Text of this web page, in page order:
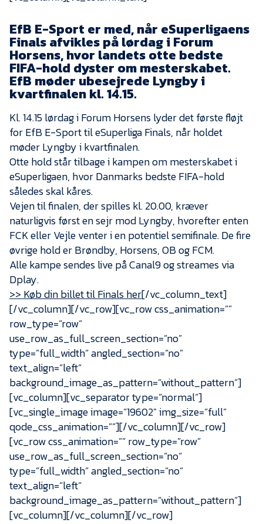
Kontakt
Job i EfB
Presse
EfB E-Sport er med, når eSuperligaens
Finals afvikles på lørdag i Forum
Horsens, hvor landets otte bedste
FIFA-hold dyster om mesterskabet.
EfB møder ubesejrede Lyngby i
kvartfinalen kl. 14.15.
Kl. 14.15 lørdag i Forum Horsens lyder det første fløjt
for EfB E-Sport til eSuperliga Finals, når holdet
møder Lyngby i kvartfinalen.
Otte hold står tilbage i kampen om mesterskabet i
eSuperligaen, hvor Danmarks bedste FIFA-hold
således skal kåres.
Vejen til finalen, der spilles kl. 20.00, kræver
naturligvis først en sejr mod Lyngby, hvorefter enten
FCK eller Vejle venter i en potentiel semifinale. De fire
øvrige hold er Brøndby, Horsens, OB og FCM.
Alle kampe sendes live på Canal9 og streames via
Dplay.
>> Køb din billet til Finals her[/vc_column_text]
[/vc_column][/vc_row][vc_row css_animation=””
row_type=”row”
use_row_as_full_screen_section=”no”
type=”full_width” angled_section=”no”
text_align=”left”
background_image_as_pattern=”without_pattern”]
[vc_column][vc_separator type=”normal”]
[vc_single_image image=”19602″ img_size=”full”
qode_css_animation=””][/vc_column][/vc_row]
[vc_row css_animation=”” row_type=”row”
use_row_as_full_screen_section=”no”
type=”full_width” angled_section=”no”
text_align=”left”
background_image_as_pattern=”without_pattern”]
[vc_column][/vc_column][/vc_row]